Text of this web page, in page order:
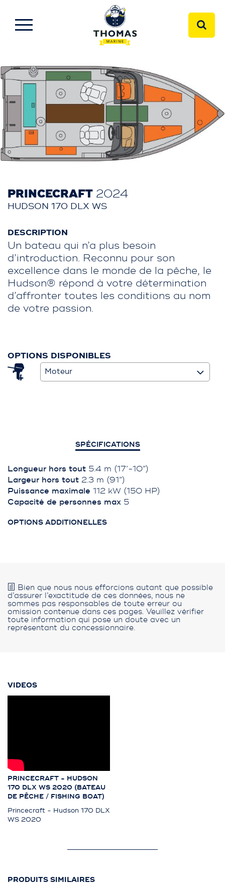
PRINCECRAFT 2024
HUDSON 170 DLX WS
DESCRIPTION
Un bateau qui n’a plus besoin
d’introduction. Reconnu pour son
excellence dans le monde de la pêche, le
Hudson® répond à votre détermination
d’affronter toutes les conditions au nom
de votre passion.
OPTIONS DISPONIBLES
Moteur
SPÉCIFICATIONS
Longueur hors tout 5.4 m (17’-10”)
Largeur hors tout 2.3 m (91”)
Puissance maximale 112 kW (150 HP)
Capacité de personnes max 5
OPTIONS ADDITIONELLES
Bien que nous nous efforcions autant que possible
d’assurer l’exactitude de ces données, nous ne
sommes pas responsables de toute erreur ou
omission contenue dans ces pages. Veuillez vérifier
toute information qui pose un doute avec un
représentant du concessionnaire.
VIDEOS
PRINCECRAFT - HUDSON
170 DLX WS 2020 (BATEAU
DE PÊCHE / FISHING BOAT)
Princecraft - Hudson 170 DLX
WS 2020
PRODUITS SIMILAIRES